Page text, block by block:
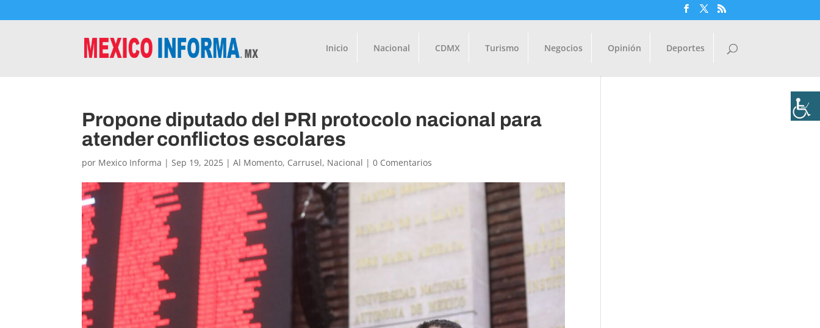
Inicio Nacional CDMX Turismo Negocios Opinión Deportes
Propone diputado del PRI protocolo nacional para
atender conflictos escolares
por Mexico Informa |Sep 19, 2025 |Al Momento, Carrusel, Nacional |0 Comentarios